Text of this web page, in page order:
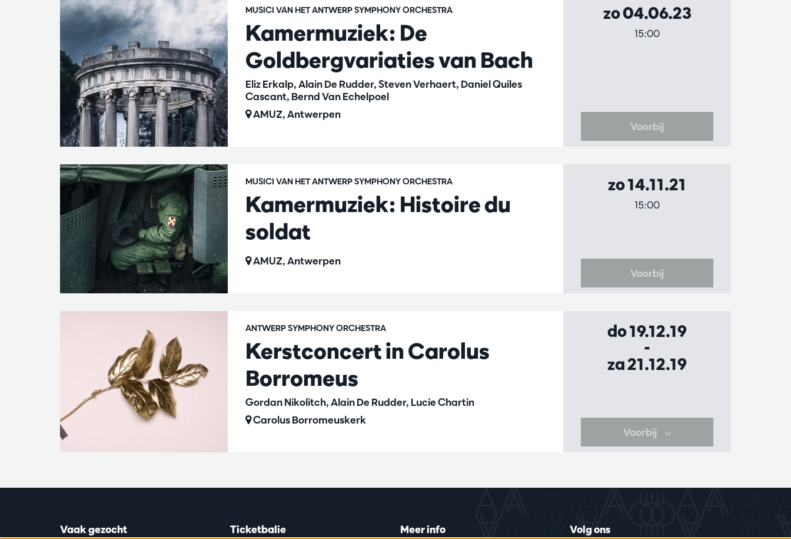
Kamermuziek: De
Goldbergvariaties van Bach
Eliz Erkalp, Alain De Rudder, Steven Verhaert, Daniel Quiles
Cascant, Bernd Van Echelpoel
MUSICI VAN HET ANTWERP SYMPHONY ORCHESTRA
AMUZ, Antwerpen
zo 04.06.23
15:00
Voorbij
Kamermuziek: Histoire du
soldat
MUSICI VAN HET ANTWERP SYMPHONY ORCHESTRA
AMUZ, Antwerpen
zo 14.11.21
15:00
Voorbij
Kerstconcert in Carolus
Borromeus
Gordan Nikolitch, Alain De Rudder, Lucie Chartin
ANTWERP SYMPHONY ORCHESTRA
Carolus Borromeuskerk
do 19.12.19
-
za 21.12.19
Voorbij
Vaak gezocht Ticketbalie Meer info Volg ons